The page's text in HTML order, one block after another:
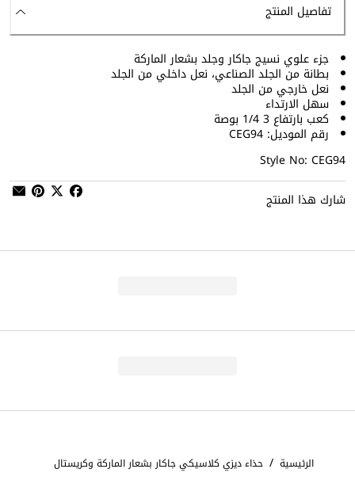
تفاصيل المنتج
جزء علوي نسيج جاكار وجلد بشعار الماركة
بطانة من الجلد الصناعي، نعل داخلي من الجلد
نعل خارجي من الجلد
سهل الارتداء
كعب بارتفاع 3 1/4 بوصة
رقم الموديل: CEG94
Style No: CEG94
شارك هذا المنتج
الرئيسية / حذاء ديزي كلاسيكي جاكار بشعار الماركة وكريستال